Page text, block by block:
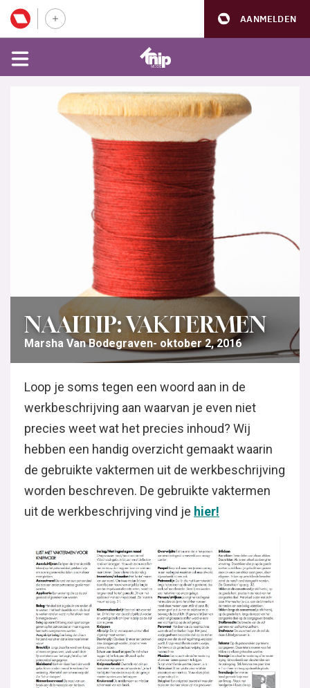
AANMELDEN
NAAITIP: VAKTERMEN
Marsha Van Bodegraven oktober 2, 2016
Loop je soms tegen een woord aan in de
werkbeschrijving aan waarvan je even niet
precies weet wat het precies inhoud? Wij
hebben een handig overzicht gemaakt waarin
de gebruikte vaktermen uit de werkbeschrijving
worden beschreven. De gebruikte vaktermen
uit de werkbeschrijving vind je hier!